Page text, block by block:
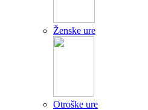
Ženske ure
Otroške ure